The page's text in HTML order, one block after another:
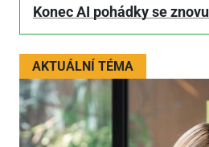
Konec AI pohádky se
AKTUÁLNÍ TÉMA